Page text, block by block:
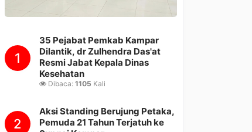
1
35 Pejabat Pemkab Kampar
Dilantik, dr Zulhendra Das'at
Resmi Jabat Kepala Dinas
Kesehatan
Dibaca:1105 Kali
2
Aksi Standing Berujung Petaka,
Pemuda 21 Tahun Terjatuh ke